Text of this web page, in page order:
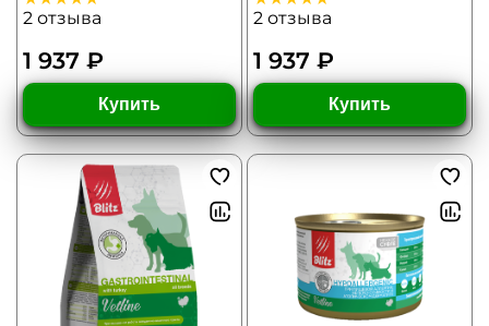
2 отзыва
1 937 ₽
Купить
2 отзыва
1 937 ₽
Купить